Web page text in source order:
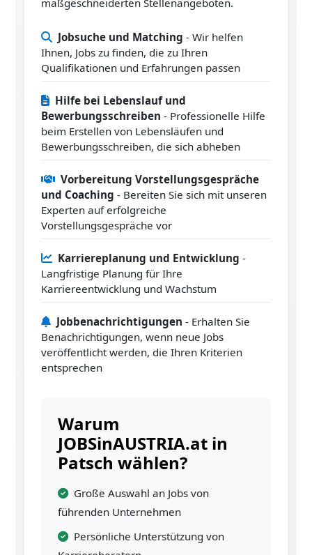
maßgeschneiderten Stellenangeboten.
Jobsuche und Matching - Wir helfen
Ihnen, Jobs zu finden, die zu Ihren
Qualifikationen und Erfahrungen passen
Hilfe bei Lebenslauf und
Bewerbungsschreiben - Professionelle Hilfe
beim Erstellen von Lebensläufen und
Bewerbungsschreiben, die sich abheben
Vorbereitung Vorstellungsgespräche
und Coaching - Bereiten Sie sich mit unseren
Experten auf erfolgreiche
Vorstellungsgespräche vor
Karriereplanung und Entwicklung -
Langfristige Planung für Ihre
Karriereentwicklung und Wachstum
Jobbenachrichtigungen - Erhalten Sie
Benachrichtigungen, wenn neue Jobs
veröffentlicht werden, die Ihren Kriterien
entsprechen
Warum
JOBSinAUSTRIA.at in
Patsch wählen?
Große Auswahl an Jobs von
führenden Unternehmen
Persönliche Unterstützung von